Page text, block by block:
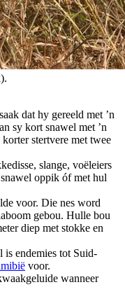
dat hy gereeld met ’n
sy kort snawel met ’n
stertvere met twee
slange, voëleiers
oppik óf met hul
voor. Die nes word
gebou. Hulle bou
diep met stokke en
is endemies tot Suid-
voor.
wanneer